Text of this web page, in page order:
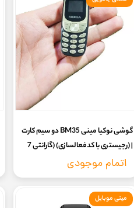
گوشی نوکیا مینی BM35 دو سیم کارت
| (رجیستری با کدفعالسازی) (گارانتی 7
روز سلامت کالا تست و تعویض)
اتمام موجودی
مینی موبایل